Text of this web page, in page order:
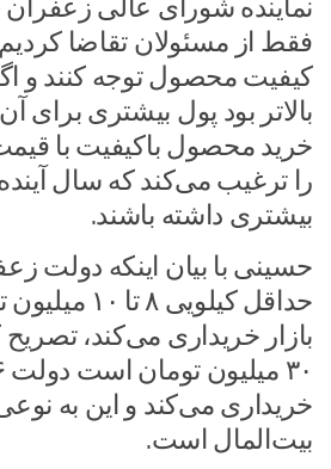
نماینده شورای عالی
فقط از مسئولان تقاضا
کیفیت محصول توجه کنند و
بالاتر بود پول بیشتری برای
خرید محصول باکیفیت با
را ترغیب می‌کند که سال
بیشتری داشته باشند.
حسینی با بیان اینکه دولت
حداقل کیلویی
بازار خریداری می‌کند،
خریداری می‌کند و این به
بیت‌المال است.